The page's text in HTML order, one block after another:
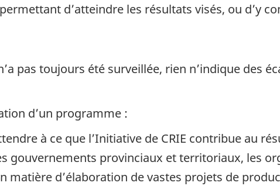
d’atteindre les résultats visés, ou d’y
pas toujours été surveillée, rien n’indique des
d’un programme :
à ce que l’Initiative de CRIE contribue au
gouvernements provinciaux et territoriaux, les
matière d’élaboration de vastes projets de